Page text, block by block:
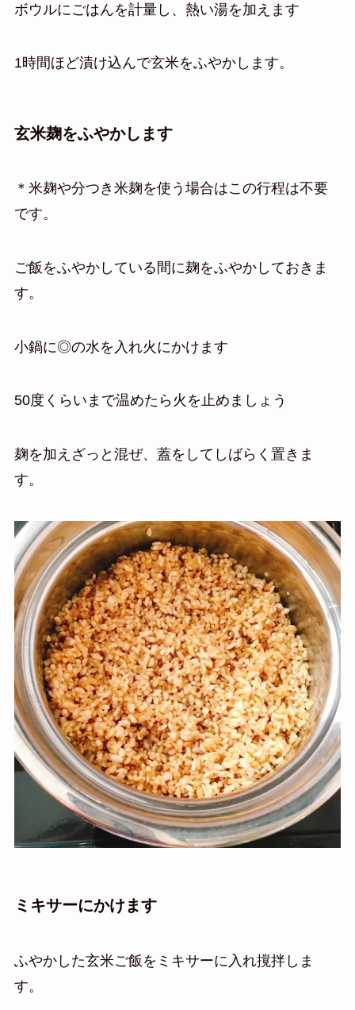
ボウルにごはんを計量し、熱い湯を加えます
1時間ほど漬け込んで玄米をふやかします。
玄米麹をふやかします
＊米麹や分つき米麹を使う場合はこの行程は不要
です。
ご飯をふやかしている間に麹をふやかしておきま
す。
小鍋に◎の水を入れ火にかけます
50度くらいまで温めたら火を止めましょう
麹を加えざっと混ぜ、蓋をしてしばらく置きま
す。
ミキサーにかけます
ふやかした玄米ご飯をミキサーに入れ撹拌しま
す。